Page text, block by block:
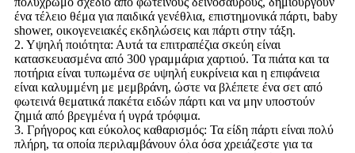
ένα τέλειο θέμα για παιδικά γενέθλια, επιστημονικά πάρτι, baby
shower, οικογενειακές εκδηλώσεις και πάρτι στην τάξη.
2. Υψηλή ποιότητα: Αυτά τα επιτραπέζια σκεύη είναι
κατασκευασμένα από 300 γραμμάρια χαρτιού. Τα πιάτα και τα
ποτήρια είναι τυπωμένα σε υψηλή ευκρίνεια και η επιφάνεια
είναι καλυμμένη με μεμβράνη, ώστε να βλέπετε ένα σετ από
φωτεινά θεματικά πακέτα ειδών πάρτι και να μην υποστούν
ζημιά από βρεγμένα ή υγρά τρόφιμα.
3. Γρήγορος και εύκολος καθαρισμός: Τα είδη πάρτι είναι πολύ
πλήρη, τα οποία περιλαμβάνουν όλα όσα χρειάζεστε για τα